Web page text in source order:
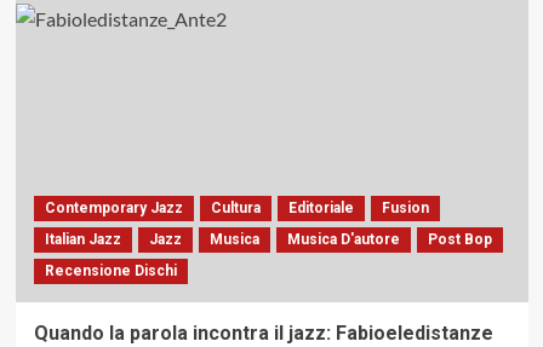
Contemporary Jazz Cultura Editoriale
Fusion
Italian Jazz
Jazz Musica Musica D'autore
Post Bop
Recensione Dischi
Quando la parola incontra il jazz: Fabioeledistanze